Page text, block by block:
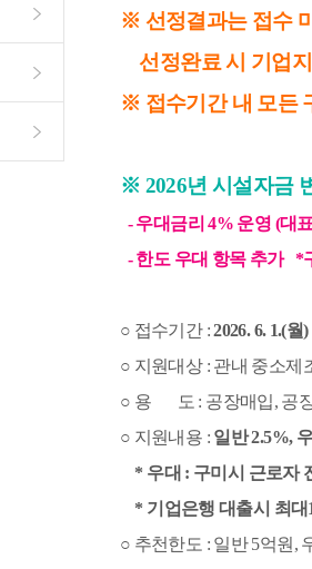
※ 선정결과는 접수
선정완료 시 기업
※ 접수기간 내 모든
※ 2026년 시설자금
- 우대금리 4% 운영 (
- 한도 우대 항목 추가
○ 접수기간 : 2026. 6. 1.(월
○ 지원대상 : 관내 중소제
○ 용       도 : 공장매입,
○ 지원내용 : 일반 2.5%,
* 우대 : 구미시 근로자
* 기업은행 대출시 최
○ 추천한도 : 일반 5억원,